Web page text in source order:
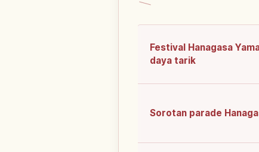
Festival Hanagasa
daya tarik
Sorotan parade